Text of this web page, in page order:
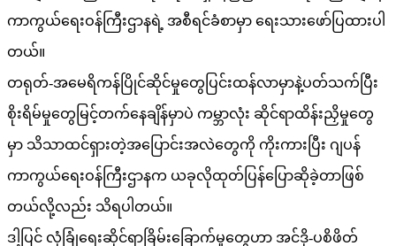
ကာကွယ်ရေးဝန်ကြီးဌာနရဲ့ အစီရင်ခံစာမှာ ရေးသားဖော်ပြထားပါ
တယ်။
တရုတ်-အမေရိကန်ပြိုင်ဆိုင်မှုတွေပြင်းထန်လာမှာနဲ့ပတ်သက်ပြီး
စိုးရိမ်မှုတွေမြင့်တက်နေချိန်မှာပဲ ကမ္ဘာလုံး ဆိုင်ရာထိန်းညှိမှုတွေ
မှာ သိသာထင်ရှားတဲ့အပြောင်းအလဲတွေကို ကိုးကားပြီး ဂျပန်
ကာကွယ်ရေးဝန်ကြီးဌာနက ယခုလိုထုတ်ပြန်ပြောဆိုခဲ့တာဖြစ်
တယ်လို့လည်း သိရပါတယ်။
ဒါ့ပြင် လုံခြုံရေးဆိုင်ရာခြိမ်းခြောက်မှုတွေဟာ အင်ဒို-ပစိဖိတ်